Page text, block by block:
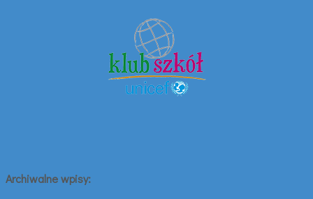
Archiwalne wpisy: